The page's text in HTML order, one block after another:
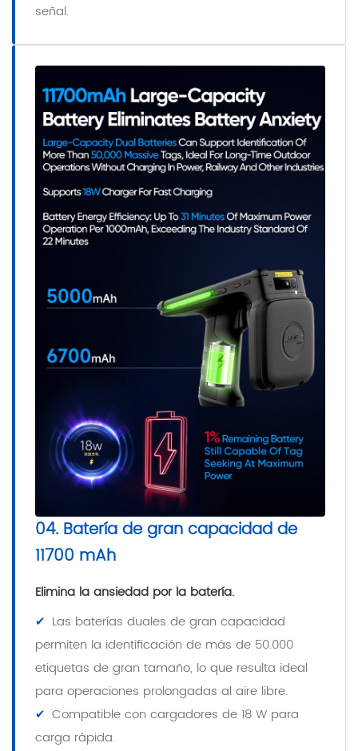
señal.
04. Batería de gran capacidad de
11700 mAh
Elimina la ansiedad por la batería.
✔ Las baterías duales de gran capacidad
permiten la identificación de más de 50.000
etiquetas de gran tamaño, lo que resulta ideal
para operaciones prolongadas al aire libre.
✔ Compatible con cargadores de 18 W para
carga rápida.